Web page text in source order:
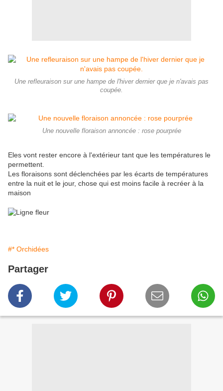
Une refleuraison sur une hampe de l'hiver dernier que je n'avais pas
coupée.
Une nouvelle floraison annoncée : rose pourprée
Eles vont rester encore à l'extérieur tant que les températures le
permettent.
Les floraisons sont déclenchées par les écarts de températures
entre la nuit et le jour, chose qui est moins facile à recréer à la
maison
#* Orchidées
Partager